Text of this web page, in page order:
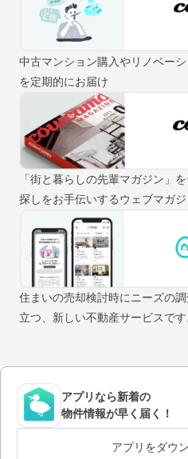
中古マンション購入やリノベー
を定期的にお届け
「街と暮らしの先輩マガジン」
探しをお手伝いするウェブマガジ
住まいの売却検討時にニーズの
立つ、新しい不動産サービスです
アプリなら新着の
物件情報が早く届く！
アプリをダウ